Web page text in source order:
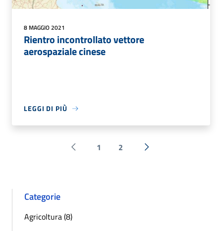
8 MAGGIO 2021
Rientro incontrollato vettore
aerospaziale cinese
LEGGI DI PIÙ
Pagina precedente
1 2 Successiva »
Categorie
Agricoltura (8)